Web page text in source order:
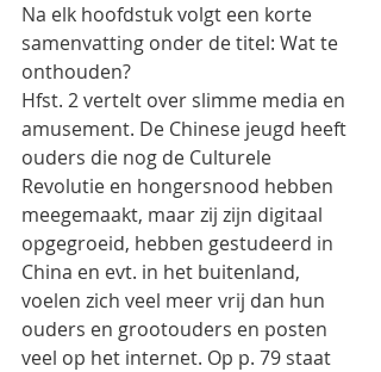
Na elk hoofdstuk volgt een korte
samenvatting onder de titel: Wat te
onthouden?
Hfst. 2 vertelt over slimme media en
amusement. De Chinese jeugd heeft
ouders die nog de Culturele
Revolutie en hongersnood hebben
meegemaakt, maar zij zijn digitaal
opgegroeid, hebben gestudeerd in
China en evt. in het buitenland,
voelen zich veel meer vrij dan hun
ouders en grootouders en posten
veel op het internet. Op p. 79 staat